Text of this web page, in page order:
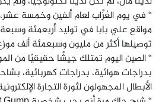
“ في يوم العُزَّاب لعام ألفين وخمسة
مواقع علي بابا في توليد أربعمئة
توصيلها أكثر من مليون وسبعمئة ألف
“ الصين اليوم تمتلك جيشًا حقيقيًا من
بدراجات هوائية، بدراجات كهربائية،
الأبطال المجهولون لثورة التجارة